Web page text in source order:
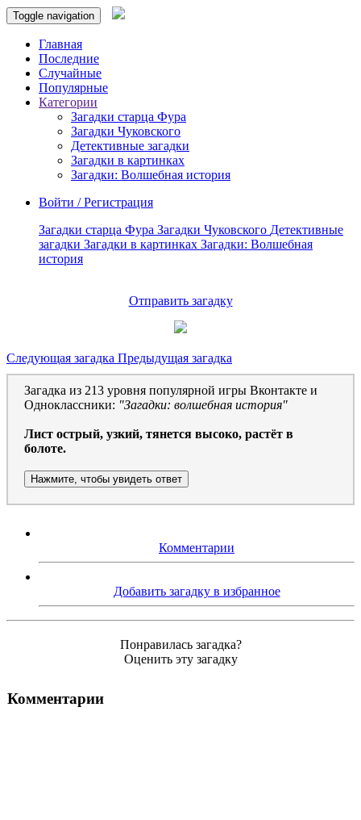
Toggle navigation
Главная
Последние
Случайные
Популярные
Категории
Загадки старца Фура
Загадки Чуковского
Детективные загадки
Загадки в картинках
Загадки: Волшебная история
Войти / Регистрация
Загадки старца Фура Загадки Чуковского Детективные
загадки Загадки в картинках Загадки: Волшебная
история
Отправить загадку
Следующая загадка Предыдущая загадка
Загадка из 213 уровня популярной игры Вконтакте и
Одноклассники: "Загадки: волшебная история"
Лист острый, узкий, тянется высоко, растёт в
болоте.
Нажмите, чтобы увидеть ответ
Комментарии
Добавить загадку в избранное
Понравилась загадка?
Оценить эту загадку
Комментарии